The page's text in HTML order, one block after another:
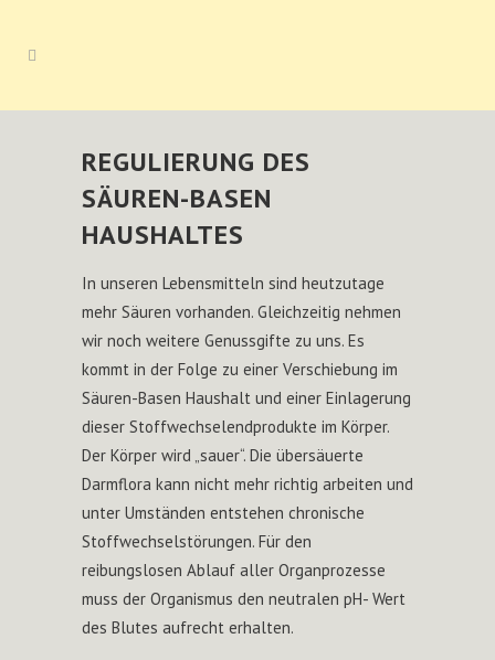
REGULIERUNG DES
SÄUREN-BASEN
HAUSHALTES
In unseren Lebensmitteln sind heutzutage
mehr Säuren vorhanden. Gleichzeitig nehmen
wir noch weitere Genussgifte zu uns. Es
kommt in der Folge zu einer Verschiebung im
Säuren-Basen Haushalt und einer Einlagerung
dieser Stoffwechselendprodukte im Körper.
Der Körper wird „sauer“. Die übersäuerte
Darmflora kann nicht mehr richtig arbeiten und
unter Umständen entstehen chronische
Stoffwechselstörungen. Für den
reibungslosen Ablauf aller Organprozesse
muss der Organismus den neutralen pH- Wert
des Blutes aufrecht erhalten.